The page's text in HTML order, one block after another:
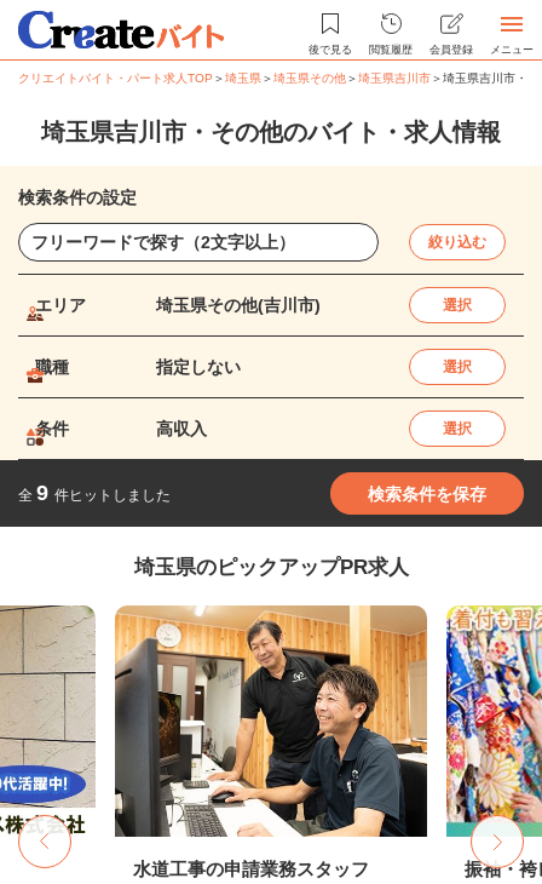
後で見る 閲覧履歴 会員登録 メニュー
クリエイトバイト・パート求人TOP ＞埼玉県＞埼玉県その他＞埼玉県吉川市＞埼玉県吉川市・
埼玉県吉川市・その他のバイト・求人情報
検索条件の設定
絞り込む
エリア 埼玉県その他(吉川市) 選択
職種 指定しない 選択
条件 高収入 選択
全 9 件ヒットしました 検索条件を保存
埼玉県のピックアップPR求人
水道工事の申請業務スタッフ
振袖・袴